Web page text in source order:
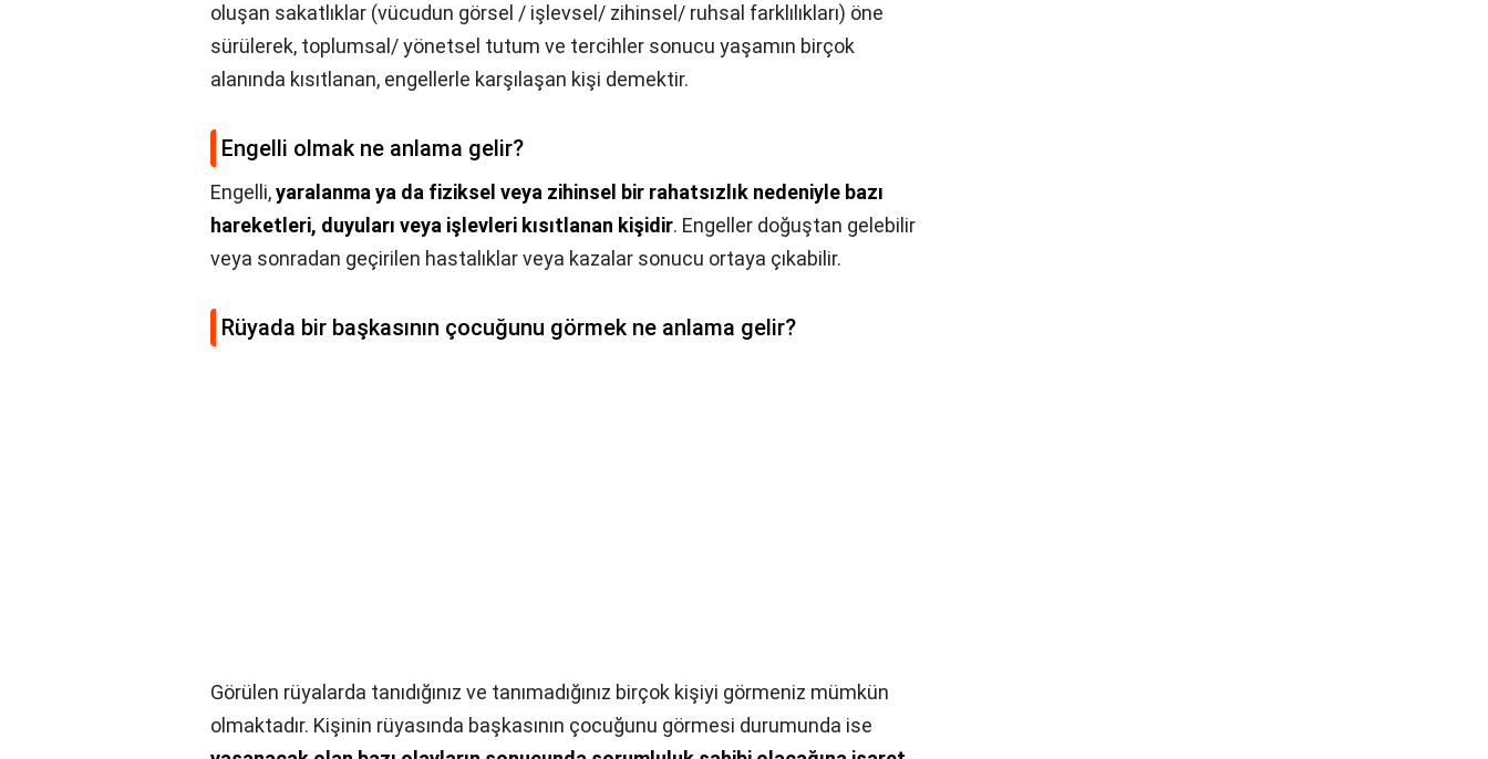
oluşan sakatlıklar (vücudun görsel / işlevsel/ zihinsel/ ruhsal farklılıkları) öne
sürülerek, toplumsal/ yönetsel tutum ve tercihler sonucu yaşamın birçok
alanında kısıtlanan, engellerle karşılaşan kişi demektir.
Engelli olmak ne anlama gelir?
Engelli,yaralanma ya da fiziksel veya zihinsel bir rahatsızlık nedeniyle bazı
hareketleri, duyuları veya işlevleri kısıtlanan kişidir. Engeller doğuştan gelebilir
veya sonradan geçirilen hastalıklar veya kazalar sonucu ortaya çıkabilir.
Rüyada bir başkasının çocuğunu görmek ne anlama gelir?
Görülen rüyalarda tanıdığınız ve tanımadığınız birçok kişiyi görmeniz mümkün
olmaktadır. Kişinin rüyasında başkasının çocuğunu görmesi durumunda ise